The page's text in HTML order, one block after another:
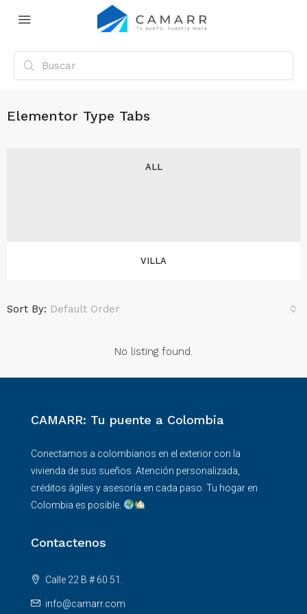
Elementor Type Tabs
ALL
VILLA
Sort By: Default Order
No listing found.
CAMARR: Tu puente a Colombia
Conectamos a colombianos en el exterior con la
vivienda de sus sueños. Atención personalizada,
créditos ágiles y asesoría en cada paso. Tu hogar en
Colombia es posible.
Contactenos
Calle 22 B # 60 51.
info@camarr.com